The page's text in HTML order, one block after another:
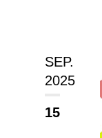
SEP.
2025
15